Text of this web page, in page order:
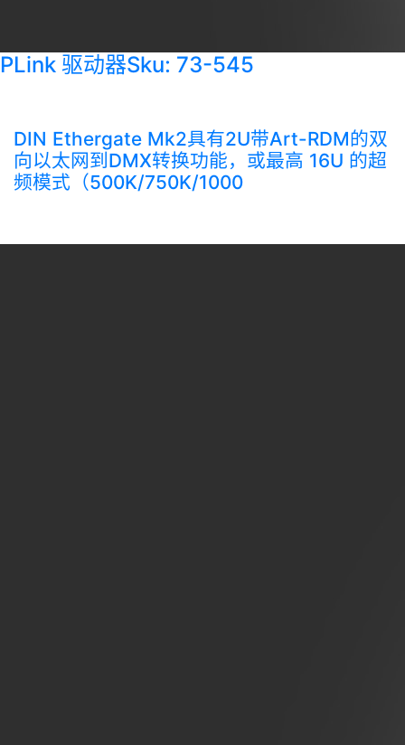
PLink 驱动器Sku: 73-545
DIN Ethergate Mk2具有2U带Art-RDM的双
向以太网到DMX转换功能，或最高 16U 的超
频模式（500K/750K/1000